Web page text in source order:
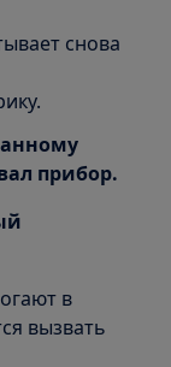
снова
прибор.
в
вызвать